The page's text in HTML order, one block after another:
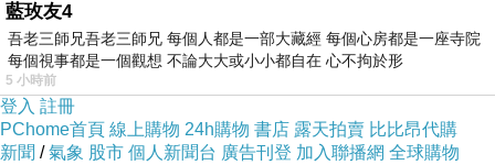
藍玫友4
吾老三師兄吾老三師兄 每個人都是一部大藏經 每個心房都是一座寺院
每個視事都是一個觀想 不論大大或小小都自在 心不拘於形
5 小時前
登入 註冊
PChome首頁 線上購物 24h購物 書店 露天拍賣 比比昂代購
新聞 /氣象 股市 個人新聞台 廣告刊登 加入聯播網 全球購物